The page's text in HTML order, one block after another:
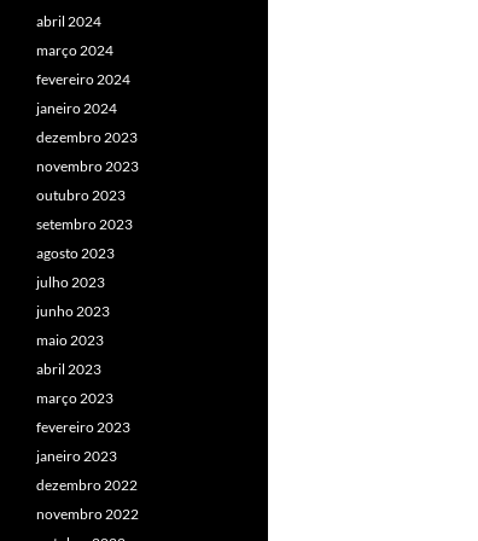
abril 2024
março 2024
fevereiro 2024
janeiro 2024
dezembro 2023
novembro 2023
outubro 2023
setembro 2023
agosto 2023
julho 2023
junho 2023
maio 2023
abril 2023
março 2023
fevereiro 2023
janeiro 2023
dezembro 2022
novembro 2022